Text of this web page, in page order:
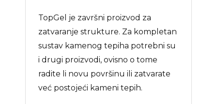
TopGel je završni proizvod za
zatvaranje strukture. Za kompletan
sustav kamenog tepiha potrebni su
i drugi proizvodi, ovisno o tome
radite li novu površinu ili zatvarate
već postojeći kameni tepih.